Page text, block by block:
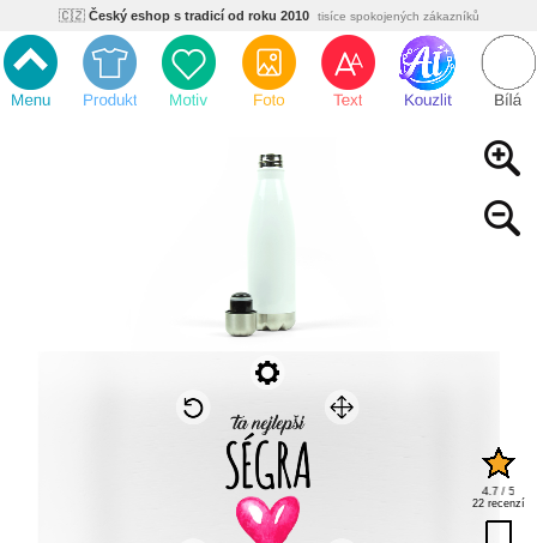
🇨🇿 Český eshop s tradicí od roku 2010 tisíce spokojených zákazníků
Ekologický a zdravotně nezávadný žádná čína, barvy s certifikáty
💡Inovativní výroba vlastní vývoj, nejnovější technologie
Rychlé dodání expedujeme do 24h
jsme přímý výrobce, žádný zprostředkovatel